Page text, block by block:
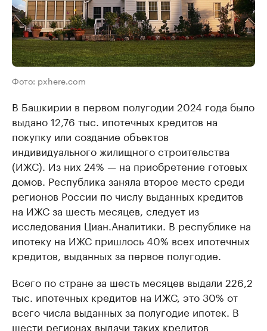
Фото: pxhere.com
В Башкирии в первом полугодии 2024 года было
выдано 12,76 тыс. ипотечных кредитов на
покупку или создание объектов
индивидуального жилищного строительства
(ИЖС). Из них 24% — на приобретение готовых
домов. Республика заняла второе место среди
регионов России по числу выданных кредитов
на ИЖС за шесть месяцев, следует из
исследования Циан.Аналитики. В республике на
ипотеку на ИЖС пришлось 40% всех ипотечных
кредитов, выданных за первое полугодие.
Всего по стране за шесть месяцев выдали 226,2
тыс. ипотечных кредитов на ИЖС, это 30% от
всего числа выданных за полугодие ипотек. В
шести регионах выдачи таких кредитов